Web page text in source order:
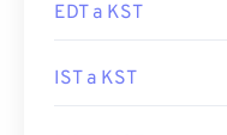
EDT a KST
IST a KST